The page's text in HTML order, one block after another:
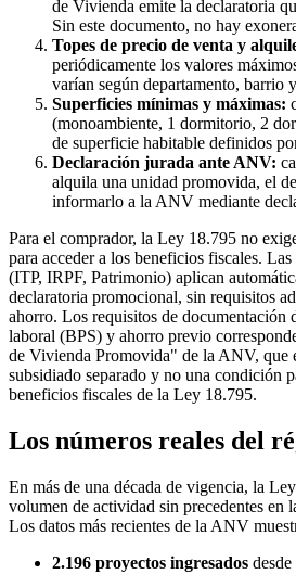
de Vivienda emite la declaratoria
Sin este documento, no hay
Topes de precio de venta y
periódicamente los valores
varían según departamento, barrio
Superficies mínimas y máximas:
(monoambiente, 1 dormitorio, 2
de superficie habitable definidos
Declaración jurada ante ANV:
alquila una unidad promovida, el
informarlo a la ANV mediante
Para el comprador, la Ley 18.795 no
para acceder a los beneficios fiscales.
(ITP, IRPF, Patrimonio) aplican
declaratoria promocional, sin requisitos
ahorro. Los requisitos de documentación
laboral (BPS) y ahorro previo
de Vivienda Promovida" de la ANV, que
subsidiado separado y no una condición
beneficios fiscales de la Ley 18.795.
Los números reales del
En más de una década de vigencia, la
volumen de actividad sin precedentes en
Los datos más recientes de la ANV
2.196 proyectos ingresados